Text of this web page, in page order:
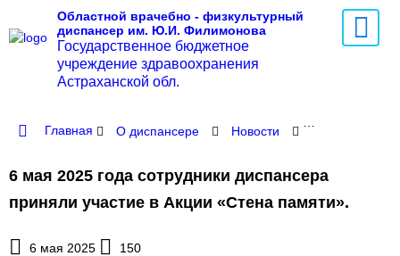
Областной врачебно - физкультурный
диспансер им. Ю.И. Филимонова
Государственное бюджетное
учреждение здравоохранения
Астраханской обл.
Главная О диспансере Новости 6 мая 2025
6 мая 2025 года сотрудники диспансера
приняли участие в Акции «Стена памяти».
6 мая 2025 150